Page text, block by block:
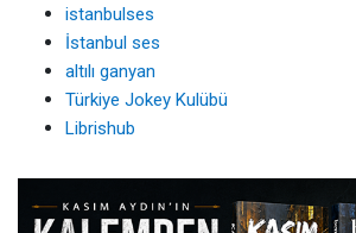
istanbulses
İstanbul ses
altılı ganyan
Türkiye Jokey Kulübü
Librishub